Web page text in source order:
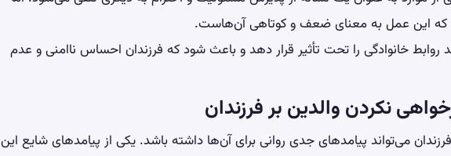
که این عمل به معنای ضعف و کوتاهی آن‌هاست.
روابط خانوادگی را تحت تأثیر قرار دهد و باعث شود که فرزندان احساس ناامنی و عدم
نکردن والدین بر فرزندان
می‌تواند پیامدهای جدی روانی برای آن‌ها داشته باشد. یکی از پیامدهای شایع این